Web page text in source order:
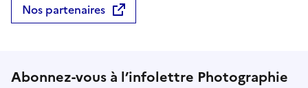
Nos partenaires
Abonnez-vous à l’infolettre Photographie